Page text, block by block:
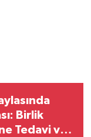
Birlik
Tedavi ve